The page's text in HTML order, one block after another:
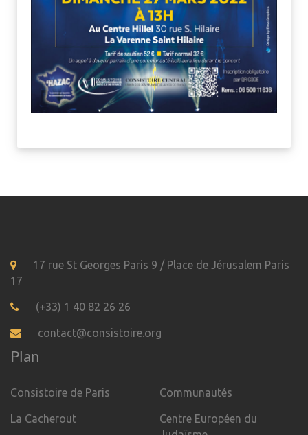
17 rue St Georges Paris 9 / Place de Jérusalem Paris
17
(+33) 1 40 82 26 26
contact@consistoire.org
Plan
Consistoire de Paris
La Cacherout
Communautés
Centre Européen du